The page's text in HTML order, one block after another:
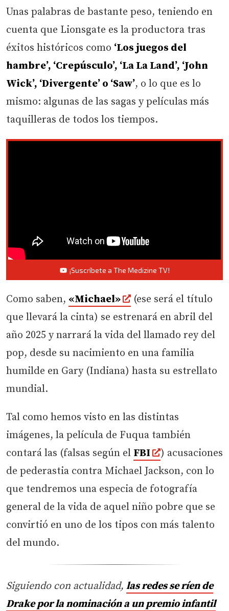
Unas palabras de bastante peso, teniendo en
cuenta que Lionsgate es la productora tras
éxitos históricos como ‘Los juegos del
hambre’, ‘Crepúsculo’, ‘La La Land’, ‘John
Wick’, ‘Divergente’ o ‘Saw’, o lo que es lo
mismo: algunas de las sagas y películas más
taquilleras de todos los tiempos.
¡Suscríbete a The Medizine TV!
Como saben, «Michael»
(ese será el título
que llevará la cinta) se estrenará en abril del
año 2025 y narrará la vida del llamado rey del
pop, desde su nacimiento en una familia
humilde en Gary (Indiana) hasta su estrellato
mundial.
Tal como hemos visto en las distintas
imágenes, la película de Fuqua también
contará las (falsas según el FBI
) acusaciones
de pederastia contra Michael Jackson, con lo
que tendremos una especia de fotografía
general de la vida de aquel niño pobre que se
convirtió en uno de los tipos con más talento
del mundo.
Siguiendo con actualidad, las redes se ríen de
Drake por la nominación a un premio infantil